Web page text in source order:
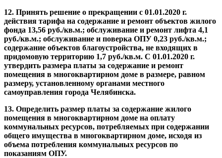
12. Принять решение о прекращении с 01.01.2020 г.
действия тарифа на содержание и ремонт объектов жилого
фонда 13,56 руб./кв.м.; обслуживание и ремонт лифта 4,1
руб./кв.м.; обслуживание и поверка ОПУ 0,23 руб./кв.м.;
содержание объектов благоустройства, не входящих в
придомовую территорию 1,7 руб./кв.м. С 01.01.2020 г.
утвердить размера платы за содержание и ремонт
помещения в многоквартирном доме в размере, равном
размеру, установленному органами местного
самоуправления города Челябинска.
13. Определить размер платы за содержание жилого
помещения в многоквартирном доме на оплату
коммунальных ресурсов, потребляемых при содержании
общего имущества в многоквартирном доме, исходя из
объема потребления коммунальных ресурсов по
показаниям ОПУ.